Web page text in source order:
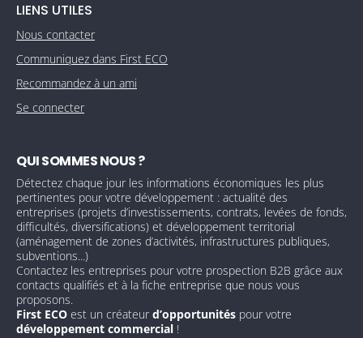
LIENS UTILES
Nous contacter
Communiquez dans First ECO
Recommandez à un ami
Se connecter
QUI SOMMES NOUS ?
Détectez chaque jour les informations économiques les plus
pertinentes pour votre développement : actualité des
entreprises (projets d’investissements, contrats, levées de fonds,
difficultés, diversifications) et développement territorial
(aménagement de zones d’activités, infrastructures publiques,
subventions...)
Contactez les entreprises pour votre prospection B2B grâce aux
contacts qualifiés et à la fiche entreprise que nous vous
proposons.
First ECO est un créateurd’opportunités pour votre
développement commercial !